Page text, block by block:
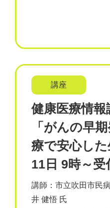
講座
健康医療情報
「がんの早
療で安心した
11日 9時～受
講師：市立吹田市民
井 健悟 氏